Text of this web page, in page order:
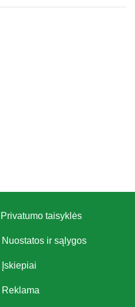
Privatumo taisyklės
Nuostatos ir sąlygos
Įskiepiai
Reklama